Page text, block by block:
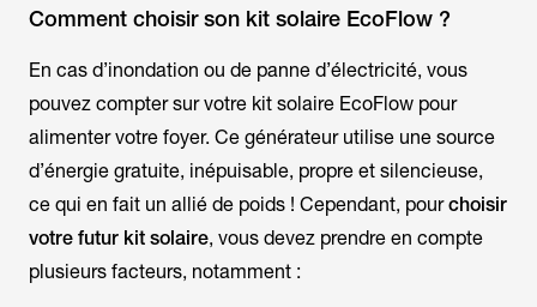
Comment choisir son kit solaire EcoFlow ?
En cas d’inondation ou de panne d’électricité, vous
pouvez compter sur votre kit solaire EcoFlow pour
alimenter votre foyer. Ce générateur utilise une source
d’énergie gratuite, inépuisable, propre et silencieuse,
ce qui en fait un allié de poids ! Cependant, pourchoisir
votre futur kit solaire, vous devez prendre en compte
plusieurs facteurs, notamment :